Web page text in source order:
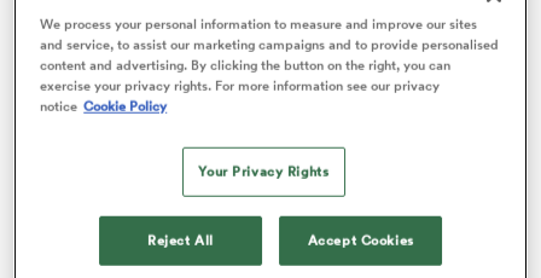
Détails du match
Lyon v US Montauban
We process your personal information to measure and improve our sites
and service, to assist our marketing campaigns and to provide personalised
content and advertising. By clicking the button on the right, you can
exercise your privacy rights. For more information see our privacy
notice Cookie Policy
Your Privacy Rights
Reject All Accept Cookies